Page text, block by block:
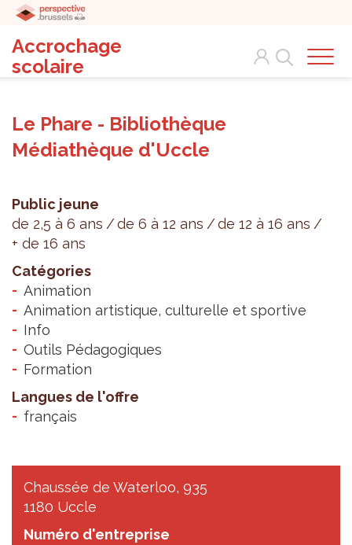
Accrochage
scolaire
Search
Le Phare - Bibliothèque
Médiathèque d'Uccle
Public jeune
de 2,5 à 6 ans
de 6 à 12 ans
de 12 à 16 ans
+ de 16 ans
Catégories
Animation
Animation artistique, culturelle et sportive
Info
Outils Pédagogiques
Formation
Langues de l'offre
français
Chaussée de Waterloo, 935
1180 Uccle
Numéro d'entreprise